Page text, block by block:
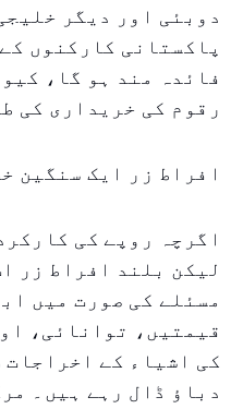
دوبئی اور دیگر
پاکستانی کارکنوں
فائدہ مند ہو گا،
رقوم کی خریداری کی
افراط زر ایک سنگین
اگرچہ روپے کی
لیکن بلند افراط زر
مسئلے کی صورت میں
قیمتیں، توانائی،
کی اشیاء کے اخراجات
دباؤ ڈال رہے ہیں۔